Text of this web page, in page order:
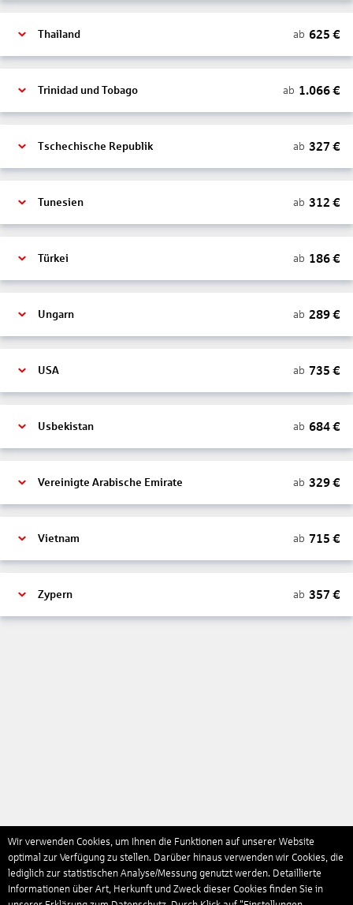
Thailand ab 625 €
Trinidad und Tobago ab 1.066€
Tschechische Republik ab 327 €
Tunesien ab 312 €
Türkei ab 186€
Ungarn ab 289€
USA ab 735 €
Usbekistan ab 684€
Vereinigte Arabische Emirate ab 329€
Vietnam ab 715 €
Zypern ab 357 €
Wir verwenden Cookies, um Ihnen die Funktionen auf unserer Website
optimal zur Verfügung zu stellen. Darüber hinaus verwenden wir Cookies, die
lediglich zur statistischen Analyse/Messung genutzt werden. Detaillierte
Informationen über Art, Herkunft und Zweck dieser Cookies finden Sie in